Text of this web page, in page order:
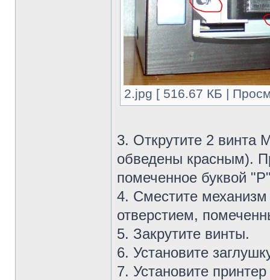
2.jpg [ 516.67 КБ |
3. Открутите 2 винта
обведены красным).
помеченное буквой
4. Сместите
отверстием,
5. Закрутите винты.
6. Установите
7. Установите